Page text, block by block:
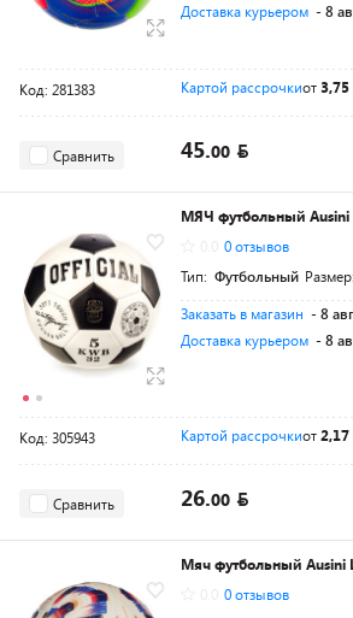
Доставка курьером - 8
Код: 281383 Картой рассрочкиот3,75
Сравнить 45.00
МЯЧ футбольный Ausini
0 отзывов
Тип: Футбольный Размер:
Заказать в магазин - 8
Доставка курьером - 8
Код: 305943 Картой рассрочкиот2,17
Сравнить 26.00
Мяч футбольный Ausini
0 отзывов